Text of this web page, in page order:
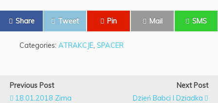
Share Tweet Pin Mail SMS
Categories: ATRAKCJE, SPACER
Previous Post
18.01.2018 Zima
Next Post
Dzień Babci I Dziadka